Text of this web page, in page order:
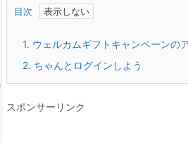
目次
1. ウェルカムギフトキャンペーンの
2. ちゃんとログインしよう
スポンサーリンク